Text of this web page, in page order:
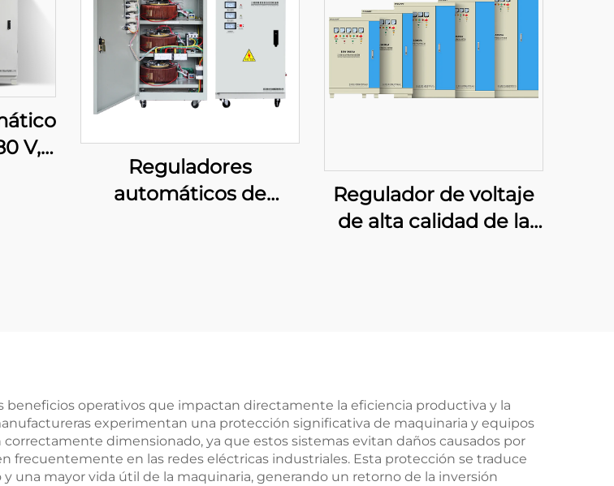
V,
Reguladores
automáticos de
Regulador de voltaje
de alta calidad de la
trifásico
beneficios operativos que impactan directamente la eficiencia productiva y la
experimentan una protección significativa de maquinaria y equipos
dimensionado, ya que estos sistemas evitan daños causados por
frecuentemente en las redes eléctricas industriales. Esta protección se traduce
una mayor vida útil de la maquinaria, generando un retorno de la inversión